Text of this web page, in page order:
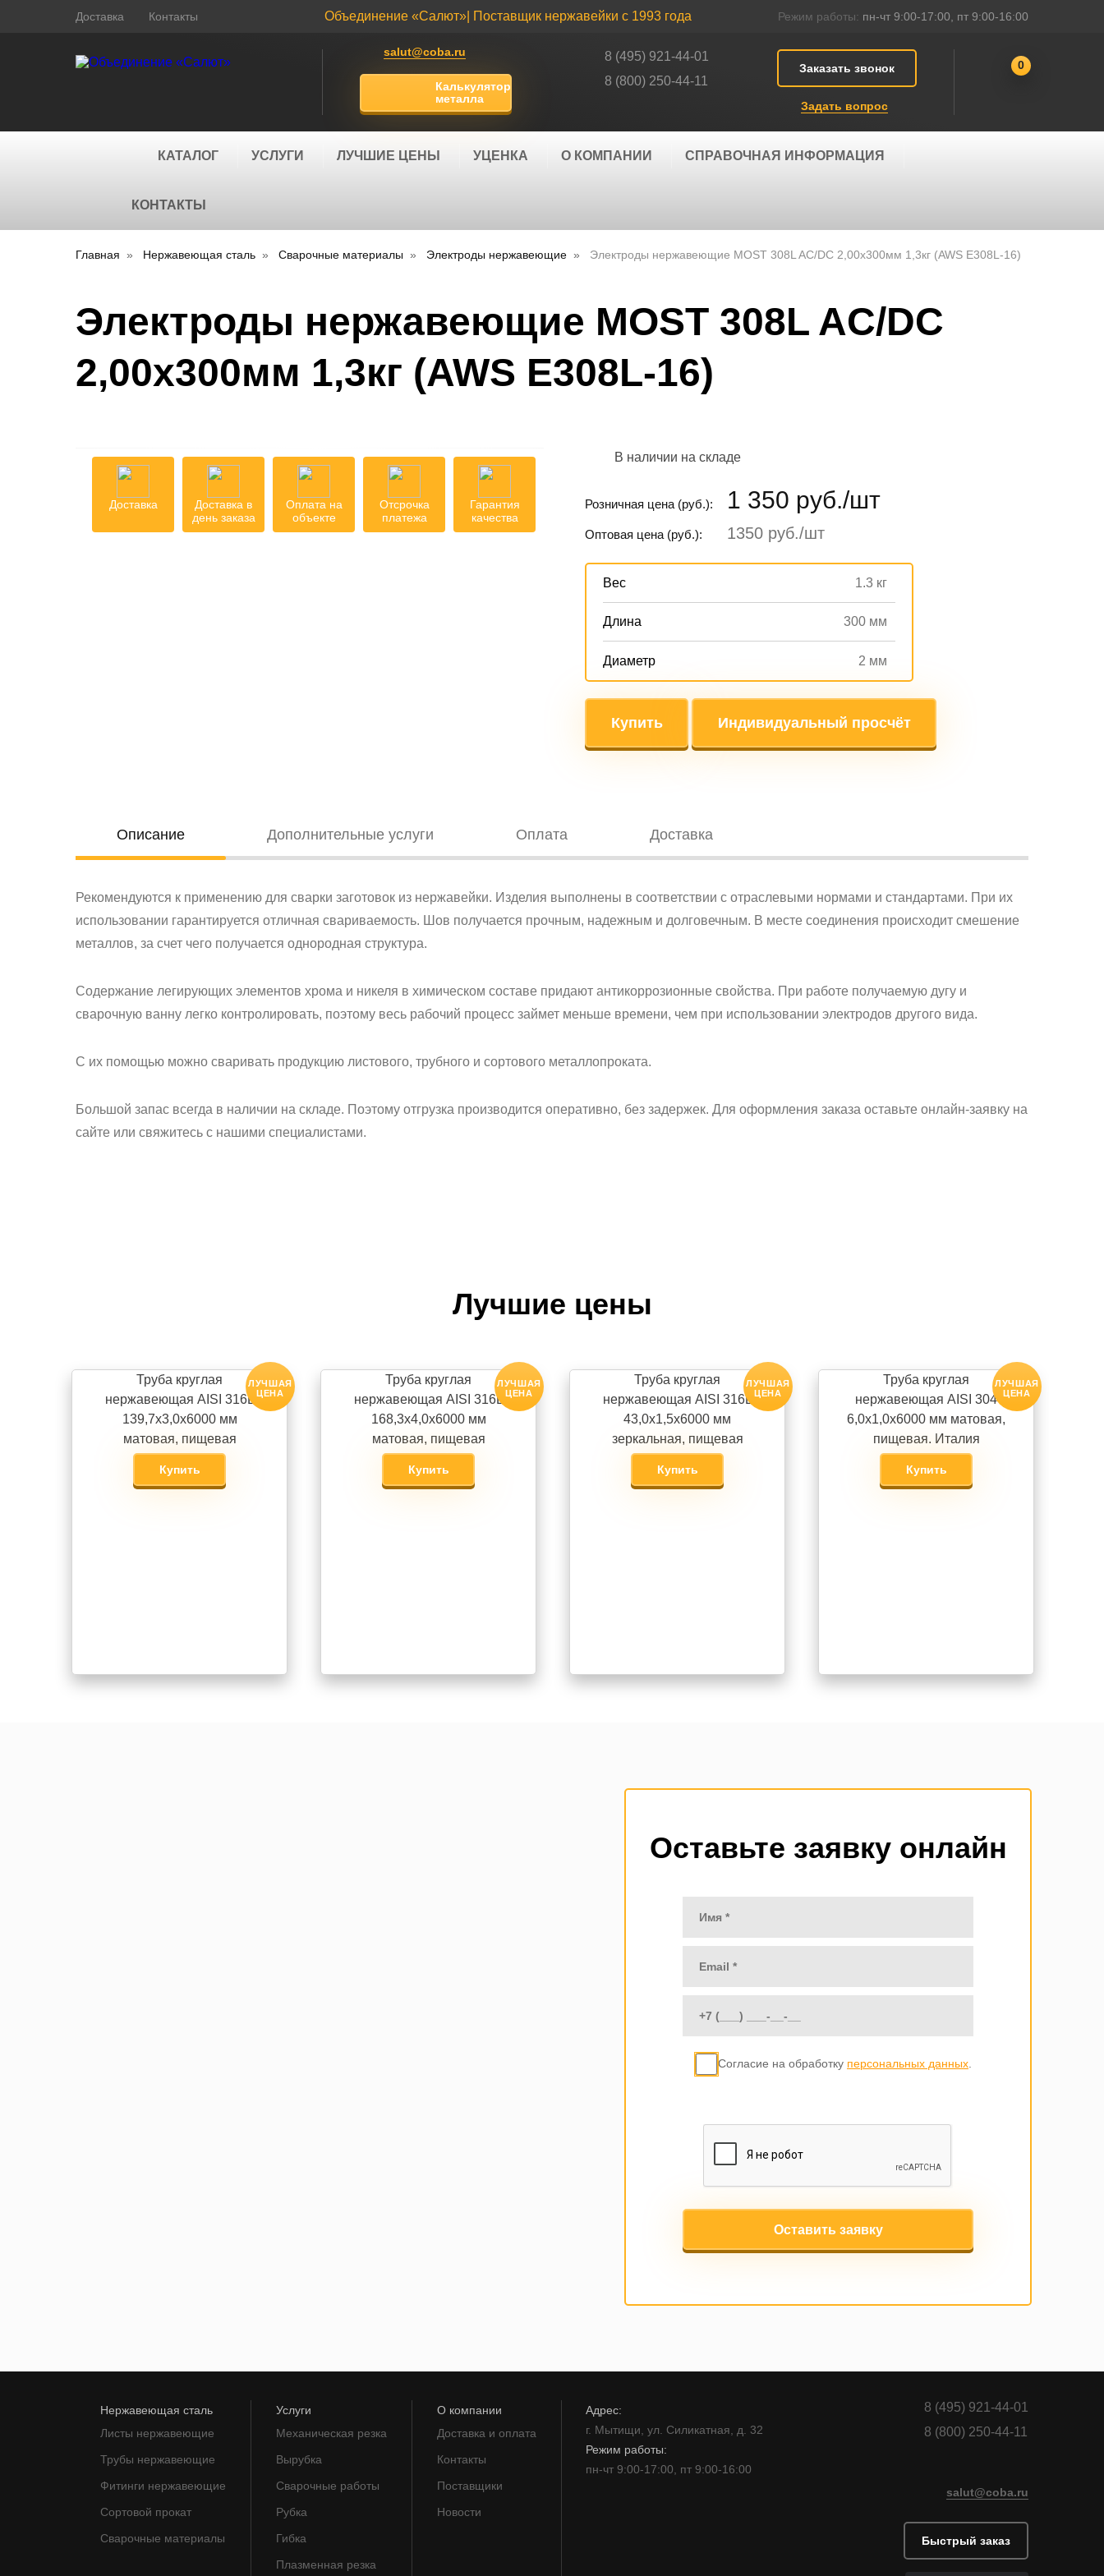
Доставка Контакты Объединение «Салют»| Поставщик нержавейки с 1993 года Режим работы: пн-чт 9:00-17:00, пт 9:00-16:00
salut@coba.ru
Калькулятор
металла
8 (495) 921-44-01
8 (800) 250-44-11
Заказать звонок
Задать вопрос
0
КАТАЛОГ УСЛУГИ ЛУЧШИЕ ЦЕНЫ УЦЕНКА О КОМПАНИИ СПРАВОЧНАЯ ИНФОРМАЦИЯ
КОНТАКТЫ
Главная Нержавеющая сталь Сварочные материалы Электроды нержавеющие Электроды нержавеющие MOST 308L AC/DC 2,00х300мм 1,3кг (AWS E308L-16)
Электроды нержавеющие MOST 308L AC/DC
2,00х300мм 1,3кг (AWS E308L-16)
Доставка
Доставка в
день заказа
Оплата на
объекте
Отсрочка
платежа
Гарантия
качества
В наличии на складе
Розничная цена (руб.): 1 350 руб./шт
Оптовая цена (руб.): 1350 руб./шт
Вес 1.3 кг
Длина 300 мм
Диаметр 2 мм
Купить Индивидуальный просчёт
Oписание Дополнительные услуги Оплата Доставка
Рекомендуются к применению для сварки заготовок из нержавейки. Изделия выполнены в соответствии с отраслевыми нормами и стандартами. При их
использовании гарантируется отличная свариваемость. Шов получается прочным, надежным и долговечным. В месте соединения происходит смешение
металлов, за счет чего получается однородная структура.
Содержание легирующих элементов хрома и никеля в химическом составе придают антикоррозионные свойства. При работе получаемую дугу и
сварочную ванну легко контролировать, поэтому весь рабочий процесс займет меньше времени, чем при использовании электродов другого вида.
С их помощью можно сваривать продукцию листового, трубного и сортового металлопроката.
Большой запас всегда в наличии на складе. Поэтому отгрузка производится оперативно, без задержек. Для оформления заказа оставьте онлайн-заявку на
сайте или свяжитесь с нашими специалистами.
Лучшие цены
Труба круглая
нержавеющая AISI 316L
139,7х3,0х6000 мм
матовая, пищевая
Купить
ЛУЧШАЯ
ЦЕНА
Труба круглая
нержавеющая AISI 316L
168,3х4,0х6000 мм
матовая, пищевая
Купить
ЛУЧШАЯ
ЦЕНА
Труба круглая
нержавеющая AISI 316L
43,0х1,5х6000 мм
зеркальная, пищевая
Купить
ЛУЧШАЯ
ЦЕНА
Труба круглая
нержавеющая AISI 304
6,0х1,0х6000 мм матовая,
пищевая. Италия
Купить
ЛУЧШАЯ
ЦЕНА
Оставьте заявку онлайн
Согласие на обработку персональных данных.
Оставить заявку
Нержавеющая сталь
Листы нержавеющие
Трубы нержавеющие
Фитинги нержавеющие
Сортовой прокат
Сварочные материалы
Услуги
Механическая резка
Вырубка
Сварочные работы
Рубка
Гибка
Плазменная резка
О компании
Доставка и оплата
Контакты
Поставщики
Новости
Адрес:
г. Мытищи, ул. Силикатная, д. 32
Режим работы:
пн-чт 9:00-17:00, пт 9:00-16:00
8 (495) 921-44-01
8 (800) 250-44-11
salut@coba.ru
Быстрый заказ